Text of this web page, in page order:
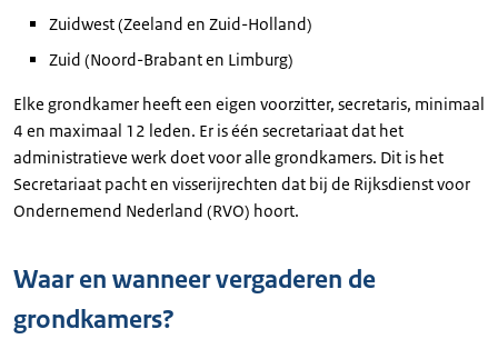
Zuidwest (Zeeland en Zuid-Holland)
Zuid (Noord-Brabant en Limburg)
Elke grondkamer heeft een eigen voorzitter, secretaris, minimaal
4 en maximaal 12 leden. Er is één secretariaat dat het
administratieve werk doet voor alle grondkamers. Dit is het
Secretariaat pacht en visserijrechten dat bij de Rijksdienst voor
Ondernemend Nederland (RVO) hoort.
Waar en wanneer vergaderen de
grondkamers?